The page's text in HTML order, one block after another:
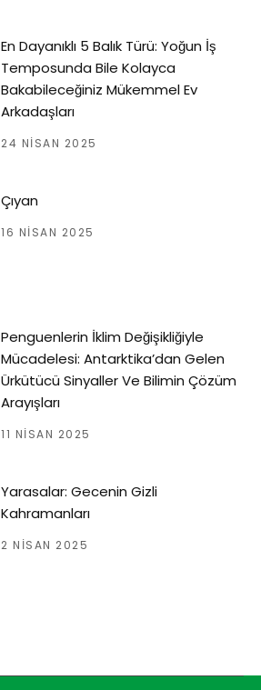
En Dayanıklı 5 Balık Türü: Yoğun İş
Temposunda Bile Kolayca
Bakabileceğiniz Mükemmel Ev
Arkadaşları
24 NISAN 2025
Çıyan
16 NISAN 2025
Penguenlerin İklim Değişikliğiyle
Mücadelesi: Antarktika’dan Gelen
Ürkütücü Sinyaller Ve Bilimin Çözüm
Arayışları
11 NISAN 2025
Yarasalar: Gecenin Gizli
Kahramanları
2 NISAN 2025